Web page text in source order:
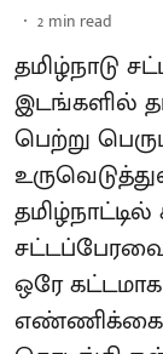
2 min read
தமிழ்நாடு
இடங்களில்
பெற்று
ஒரே
எண்ணிக்கை